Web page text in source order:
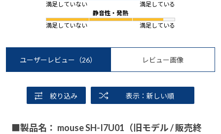
満足していない
満足している
静音性・発熱
満足していない
満足している
ユーザーレビュー （26） レビュー画像
絞り込み 表示：新しい順
■製品名： mouse SH-I7U01（旧モデル / 販売終